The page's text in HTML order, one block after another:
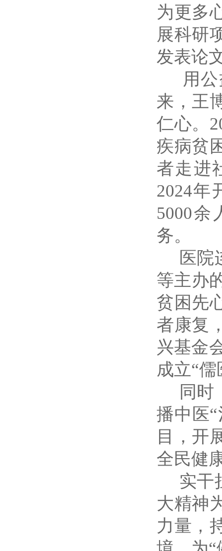
为更多
展科研
发表论
用公
来，王
仁心。
疾病贫
者走进
2024年
5000
务。
医院
等主办
贫困先
者康复
兴基金
成立“
同时
播中医
目，开
全民健
实干
大精神
力量，